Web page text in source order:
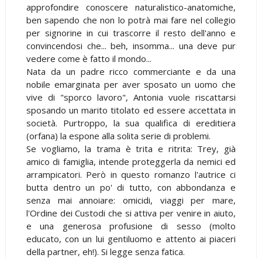
approfondire conoscere naturalistico-anatomiche,
ben sapendo che non lo potrà mai fare nel collegio
per signorine in cui trascorre il resto dell'anno e
convincendosi che... beh, insomma... una deve pur
vedere come è fatto il mondo...
Nata da un padre ricco commerciante e da una
nobile emarginata per aver sposato un uomo che
vive di "sporco lavoro", Antonia vuole riscattarsi
sposando un marito titolato ed essere accettata in
società. Purtroppo, la sua qualifica di ereditiera
(orfana) la espone alla solita serie di problemi.
Se vogliamo, la trama è trita e ritrita: Trey, già
amico di famiglia, intende proteggerla da nemici ed
arrampicatori. Però in questo romanzo l'autrice ci
butta dentro un po' di tutto, con abbondanza e
senza mai annoiare: omicidi, viaggi per mare,
l'Ordine dei Custodi che si attiva per venire in aiuto,
e una generosa profusione di sesso (molto
educato, con un lui gentiluomo e attento ai piaceri
della partner, eh!). Si legge senza fatica.